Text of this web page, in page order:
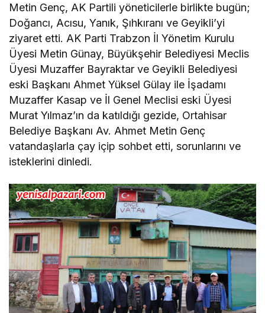
Metin Genç, AK Partili yöneticilerle birlikte bugün;
Doğancı, Acısu, Yanık, Şıhkıranı ve Geyikli’yi
ziyaret etti. AK Parti Trabzon İl Yönetim Kurulu
Üyesi Metin Günay, Büyükşehir Belediyesi Meclis
Üyesi Muzaffer Bayraktar ve Geyikli Belediyesi
eski Başkanı Ahmet Yüksel Gülay ile İşadamı
Muzaffer Kasap ve İl Genel Meclisi eski Üyesi
Murat Yılmaz’ın da katıldığı gezide, Ortahisar
Belediye Başkanı Av. Ahmet Metin Genç
vatandaşlarla çay içip sohbet etti, sorunlarını ve
isteklerini dinledi.